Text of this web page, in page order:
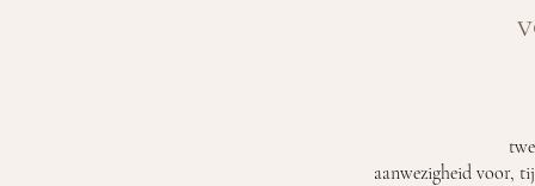
aanwezigheid voor,